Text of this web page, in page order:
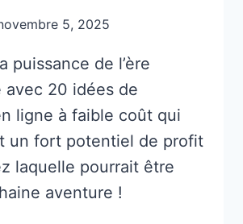
5, 2025
puissance de l’ère
avec 20 idées de
ligne à faible coût qui
un fort potentiel de profit
laquelle pourrait être
aventure !